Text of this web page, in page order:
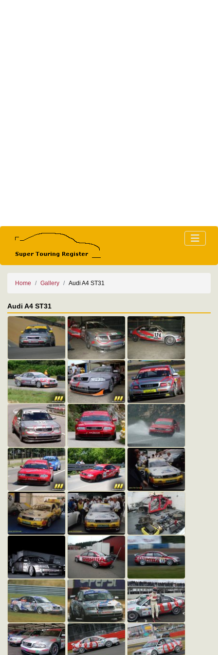
Home Gallery Audi A4 ST31
Audi A4 ST31